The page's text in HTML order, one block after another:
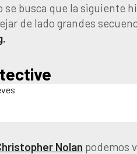
busca que la siguiente
de lado grandes
Nolan podemos